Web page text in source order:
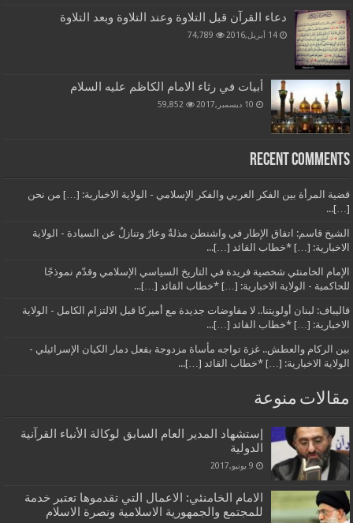
دعاء القرآن قبل التلاوة وعند التلاوة وبعد التلاوة
14 أبريل,2016 74,789
أبيات في رثاء الامام الكاظم عليه السلام
10 ديسمبر,2017 59,852
Recent Comments
قضية المرأة بين الفكر الغربي والفكر الإسلامي - الولاية الاخبارية: […] من نحن
[…]...
الشيخ قاسم: اتفاق الإطار في واشنطن مذلةٌ وعارٌ وتنازلٌ عن السيادة - الولاية
الاخبارية: […] *خطاب القائد […]...
الإمام الخامنئي شخصية فريدة في التاريخ السياسي الإسلامي وقدّم نموذجًا
للحاكمية - الولاية الاخبارية: […] *خطاب القائد […]...
قاليباف: لبنان أولويتنا.. لا مفاوضات جديدة مع أميركا قبل الالتزام الكامل - الولاية
الاخبارية: […] *خطاب القائد […]...
بين الركام والعطش.. غزة تواجه مأساة مزدوجة بفعل دمار الكيان الإسرائيلي -
الولاية الاخبارية: […] *خطاب القائد […]...
مقالات منوعة
إستشهاد المدير العام السابق لوكالة الأنباء القرآنية
الدولية
9 يونيو,2017
الامام الخامنئي: الاعمال التي تقدموها تعتبر خدمة
للمجتمع والجمهورية الاسلامية ونصرة الاسلام